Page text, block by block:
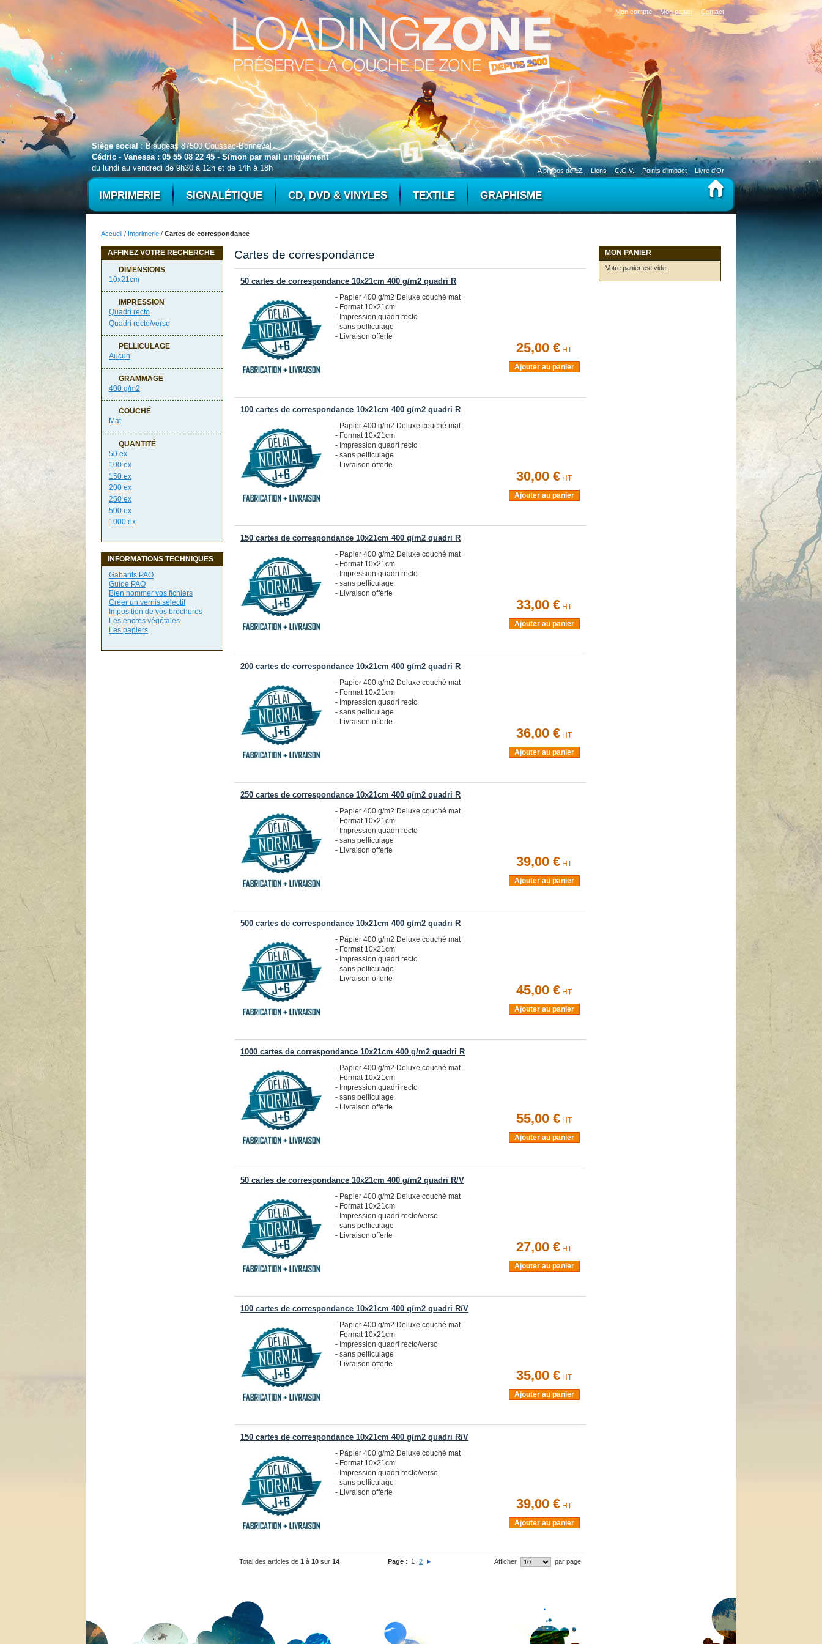
Mon compte Mon panier Contact
Siège social: Biaugeas 87500 Coussac-Bonneval
Cédric - Vanessa : 05 55 08 22 45 - Simon par mail uniquement
du lundi au vendredi de 9h30 à 12h et de 14h à 18h
A propos de LZ Liens C.G.V. Points d'impact Livre d'Or
IMPRIMERIE SIGNALÉTIQUE CD, DVD & VINYLES TEXTILE GRAPHISME
Accueil / Imprimerie / Cartes de correspondance
AFFINEZ VOTRE RECHERCHE
DIMENSIONS
10x21cm
IMPRESSION
Quadri recto
Quadri recto/verso
PELLICULAGE
Aucun
GRAMMAGE
400 g/m2
COUCHÉ
Mat
QUANTITÉ
50 ex
100 ex
150 ex
200 ex
250 ex
500 ex
1000 ex
INFORMATIONS TECHNIQUES
Gabarits PAO
Guide PAO
Bien nommer vos fichiers
Créer un vernis sélectif
Imposition de vos brochures
Les encres végétales
Les papiers
Cartes de correspondance
50 cartes de correspondance 10x21cm 400 g/m2 quadri R
- Papier 400 g/m2 Deluxe couché mat
- Format 10x21cm
- Impression quadri recto
- sans pelliculage
- Livraison offerte
25,00 € HT
Ajouter au panier
100 cartes de correspondance 10x21cm 400 g/m2 quadri R
- Papier 400 g/m2 Deluxe couché mat
- Format 10x21cm
- Impression quadri recto
- sans pelliculage
- Livraison offerte
30,00 € HT
Ajouter au panier
150 cartes de correspondance 10x21cm 400 g/m2 quadri R
- Papier 400 g/m2 Deluxe couché mat
- Format 10x21cm
- Impression quadri recto
- sans pelliculage
- Livraison offerte
33,00 € HT
Ajouter au panier
200 cartes de correspondance 10x21cm 400 g/m2 quadri R
- Papier 400 g/m2 Deluxe couché mat
- Format 10x21cm
- Impression quadri recto
- sans pelliculage
- Livraison offerte
36,00 € HT
Ajouter au panier
250 cartes de correspondance 10x21cm 400 g/m2 quadri R
- Papier 400 g/m2 Deluxe couché mat
- Format 10x21cm
- Impression quadri recto
- sans pelliculage
- Livraison offerte
39,00 € HT
Ajouter au panier
500 cartes de correspondance 10x21cm 400 g/m2 quadri R
- Papier 400 g/m2 Deluxe couché mat
- Format 10x21cm
- Impression quadri recto
- sans pelliculage
- Livraison offerte
45,00 € HT
Ajouter au panier
1000 cartes de correspondance 10x21cm 400 g/m2 quadri R
- Papier 400 g/m2 Deluxe couché mat
- Format 10x21cm
- Impression quadri recto
- sans pelliculage
- Livraison offerte
55,00 € HT
Ajouter au panier
50 cartes de correspondance 10x21cm 400 g/m2 quadri R/V
- Papier 400 g/m2 Deluxe couché mat
- Format 10x21cm
- Impression quadri recto/verso
- sans pelliculage
- Livraison offerte
27,00 € HT
Ajouter au panier
100 cartes de correspondance 10x21cm 400 g/m2 quadri R/V
- Papier 400 g/m2 Deluxe couché mat
- Format 10x21cm
- Impression quadri recto/verso
- sans pelliculage
- Livraison offerte
35,00 € HT
Ajouter au panier
150 cartes de correspondance 10x21cm 400 g/m2 quadri R/V
- Papier 400 g/m2 Deluxe couché mat
- Format 10x21cm
- Impression quadri recto/verso
- sans pelliculage
- Livraison offerte
39,00 € HT
Ajouter au panier
Total des articles de 1 à 10 sur 14 Page : 1 2 Afficher par page
MON PANIER
Votre panier est vide.